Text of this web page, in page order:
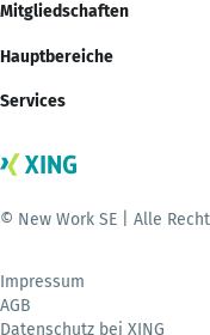
Mitgliedschaften
Hauptbereiche
Services
© New Work SE | Alle
Impressum
AGB
Datenschutz bei XING